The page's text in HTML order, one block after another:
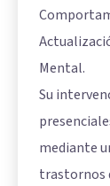
Mental.
Su
mediante
trastornos